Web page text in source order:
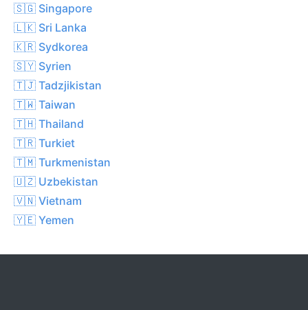
🇸🇬 Singapore
🇱🇰 Sri Lanka
🇰🇷 Sydkorea
🇸🇾 Syrien
🇹🇯 Tadzjikistan
🇹🇼 Taiwan
🇹🇭 Thailand
🇹🇷 Turkiet
🇹🇲 Turkmenistan
🇺🇿 Uzbekistan
🇻🇳 Vietnam
🇾🇪 Yemen